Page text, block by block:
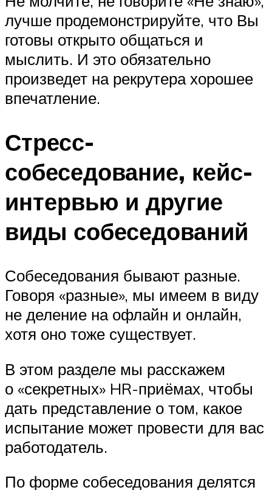
лучше продемонстрируйте, что Вы
готовы открыто общаться и
мыслить. И это обязательно
произведет на рекрутера хорошее
впечатление.
Стресс-
собеседование, кейс-
интервью и другие
виды собеседований
Собеседования бывают разные.
Говоря «разные», мы имеем в виду
не деление на офлайн и онлайн,
хотя оно тоже существует.
В этом разделе мы расскажем
о «секретных» HR-приёмах, чтобы
дать представление о том, какое
испытание может провести для вас
работодатель.
По форме собеседования делятся